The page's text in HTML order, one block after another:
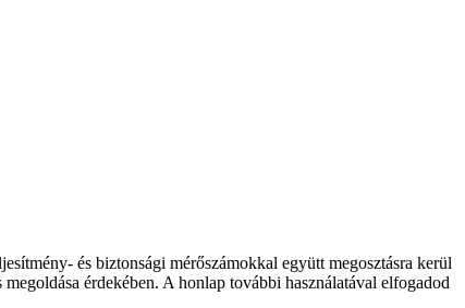
és biztonsági mérőszámokkal együtt megosztásra kerül
érdekében. A honlap további használatával elfogadod